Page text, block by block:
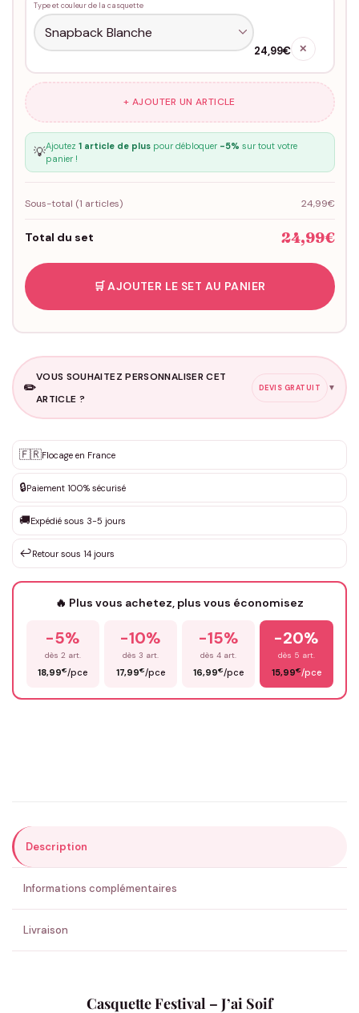
Type et couleur de la casquette
24,99€ ✕
+ AJOUTER UN ARTICLE
💡Ajoutez 1 article de pluspour débloquer -5% sur tout votre
panier !
Sous-total (1 articles) 24,99€
Total du set 24,99€
🛒 AJOUTER LE SET AU PANIER
✏️
VOUS SOUHAITEZ PERSONNALISER CET
ARTICLE ?
DEVIS GRATUIT ▼
✨ Personnalisation sur mesure
DEVIS GRATUIT · Personnalisation de 3 à 10€ selon la demande
Que souhaitez-vous ?*
Votre texte / idée*
Prénom*
ENVOYER MA DEMANDE ✨
💚 Retour sous 24-48h🇫🇷 Flocage en France✅ Validation avant fabrication
🇫🇷Flocage en France
🔒Paiement 100% sécurisé
🚚Expédié sous 3-5 jours
↩️Retour sous 14 jours
🔥 Plus vous achetez, plus vous économisez
-5%
dès 2 art.
18,99€/pce
-10%
dès 3 art.
17,99€/pce
-15%
dès 4 art.
16,99€/pce
-20%
dès 5 art.
15,99€/pce
Description
Informations complémentaires
Livraison
Casquette Festival – J’ai Soif